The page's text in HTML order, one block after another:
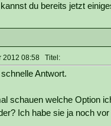
du bereits jetzt
2012 08:58 Titel:
Antwort.
schauen welche Option
Ich habe sie ja noch